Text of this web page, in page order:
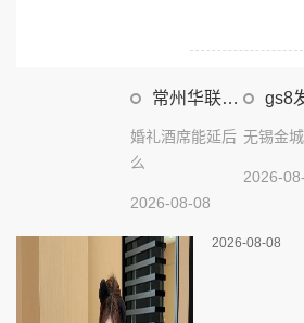
常州华联厨
婚礼酒席能延后
么
2026-08-08
gs8
无锡金
2026-
2026-08-08